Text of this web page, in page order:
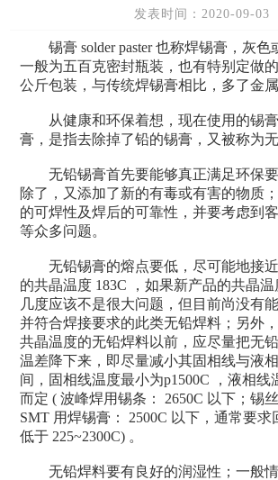
发表时间：2020-09-03
锡膏 solder paster 也称焊锡膏，灰色
一般为五百克密封瓶装，也有特别定做
公斤包装，与传统焊锡膏相比，多了金属
从健康和环保着想，现在使用的锡膏
膏，是指去除掉了铅的锡膏，又被称为无
无铅锡膏首先要能够真正满足环保要
除了，又添加了新的有毒或有害的物质
的可焊性及焊后的可靠性，并要考虑到
等众多问题。
无铅锡膏的熔点要低，尽可能地接近
的共晶温度 183C ，如果新产品的共晶温
几度应该不是很大问题，但目前尚没有
并符合焊接要求的此类无铅焊料；另外
共晶温度的无铅焊料以前，应尽量把无
温差降下来，即尽量减小其固相线与液
间，固相线温度最小为p1500C ，液相线
而定 ( 波峰焊用锡条： 2650C 以下；锡丝
SMT 用焊锡膏： 2500C 以下，通常要
低于 225~2300C) 。
无铅焊料要有良好的润湿性；一般情